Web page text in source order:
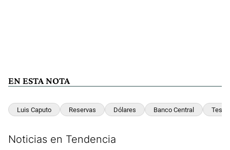
EN ESTA NOTA
Luis Caputo Reservas Dólares Banco Central
Noticias en Tendencia